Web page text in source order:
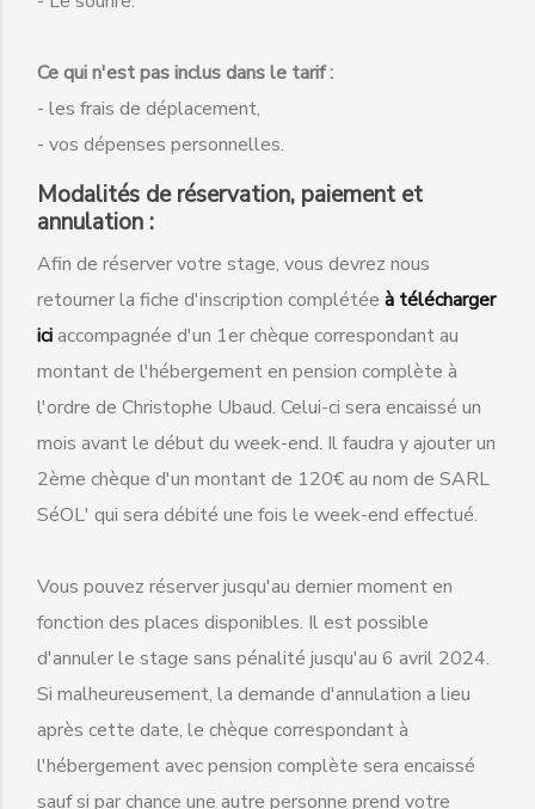
Ce qui n'est pas inclus dans le tarif :
- les frais de déplacement,
- vos dépenses personnelles.
Modalités de réservation, paiement et
annulation :
Afin de réserver votre stage, vous devrez nous
retourner la fiche d'inscription complétée à télécharger
iciaccompagnée d'un 1er chèque correspondant au
montant de l'hébergement en pension complète à
l'ordre de Christophe Ubaud. Celui-ci sera encaissé un
mois avant le début du week-end. Il faudra y ajouter un
2ème chèque d'un montant de 120€ au nom de SARL
SéOL' qui sera débité une fois le week-end effectué.
Vous pouvez réserver jusqu'au dernier moment en
fonction des places disponibles. Il est possible
d'annuler le stage sans pénalité jusqu'au 6 avril 2024.
Si malheureusement, la demande d'annulation a lieu
après cette date, le chèque correspondant à
l'hébergement avec pension complète sera encaissé
sauf si par chance une autre personne prend votre